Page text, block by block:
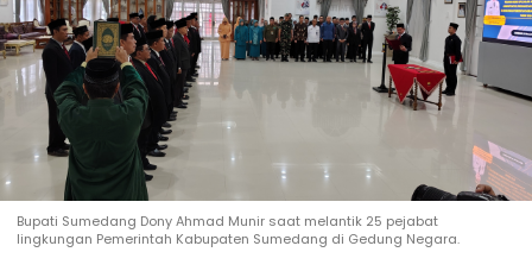
Bupati Sumedang Dony Ahmad Munir saat melantik 25 pejabat
lingkungan Pemerintah Kabupaten Sumedang di Gedung Negara.